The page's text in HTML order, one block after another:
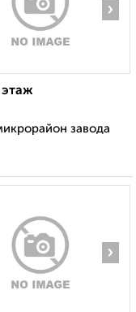
›
этаж
завода
›